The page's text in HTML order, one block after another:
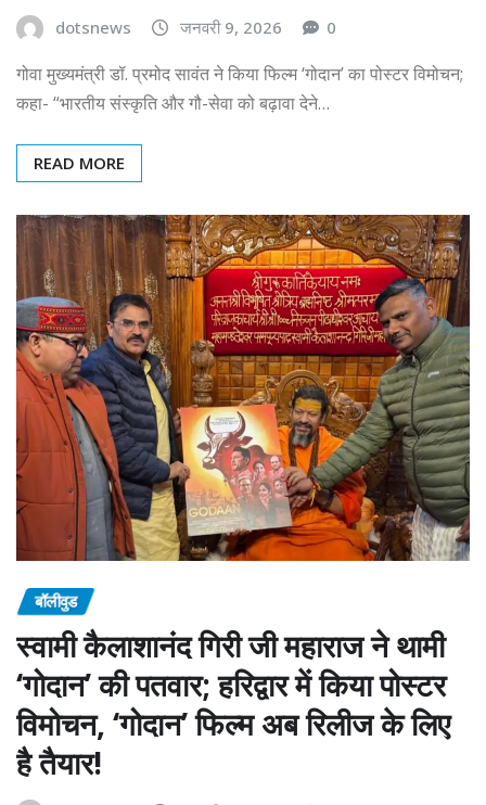
dotsnews जनवरी 9, 2026 0
गोवा मुख्यमंत्री डॉ. प्रमोद सावंत ने किया फिल्म ‘गोदान’ का पोस्टर विमोचन;
कहा- “भारतीय संस्कृति और गौ-सेवा को बढ़ावा देने…
READ MORE
बॉलीवुड
स्वामी कैलाशानंद गिरी जी महाराज ने थामी
‘गोदान’ की पतवार; हरिद्वार में किया पोस्टर
विमोचन, ‘गोदान’ फिल्म अब रिलीज के लिए
है तैयार!